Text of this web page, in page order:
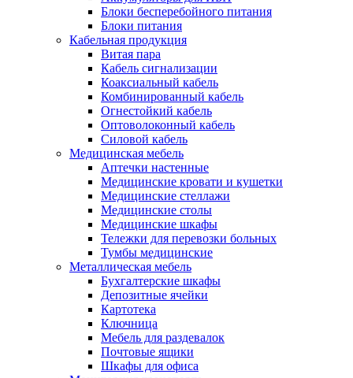
Блоки бесперебойного питания
Блоки питания
Кабельная продукция
Витая пара
Кабель сигнализации
Коаксиальный кабель
Комбинированный кабель
Огнестойкий кабель
Оптоволоконный кабель
Силовой кабель
Медицинская мебель
Аптечки настенные
Медицинские кровати и кушетки
Медицинские стеллажи
Медицинские столы
Медицинские шкафы
Тележки для перевозки больных
Тумбы медицинские
Металлическая мебель
Бухгалтерские шкафы
Депозитные ячейки
Картотека
Ключница
Мебель для раздевалок
Почтовые ящики
Шкафы для офиса